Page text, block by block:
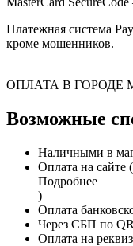
Платежная система
кроме мошенников.
ОПЛАТА В ГОРОДЕ
Возможные
Наличными в
Оплата на сайте
Подробнее
)
Оплата
Через СБП по
Оплата на